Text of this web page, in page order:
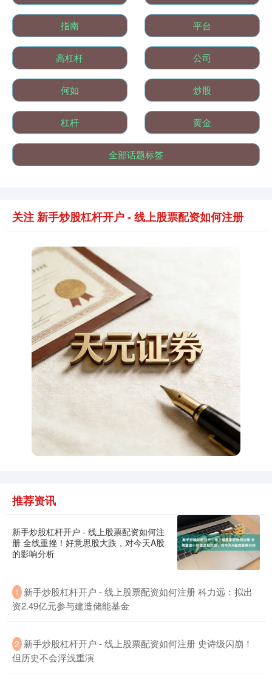
基金指数 7242.10 +12.30 +0.17%
国债指数 229.69 +0.10 +0.04%
期指IC0 7877.80
+39.68 +1.02%
+200.89 +1.42%
指南 平台
高杠杆 公司
何如 炒股
杠杆 黄金
全部话题标签
关注 新手炒股杠杆开户 - 线上股票配资如何注册
推荐资讯
新手炒股杠杆开户 - 线上股票配资如何注
册 全线重挫！好意思股大跌，对今天A股
的影响分析
1 新手炒股杠杆开户 - 线上股票配资如何注册 科力远：拟出
资2.49亿元参与建造储能基金
2 新手炒股杠杆开户 - 线上股票配资如何注册 史诗级闪崩！
但历史不会浮浅重演